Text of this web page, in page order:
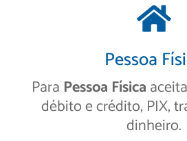
Pessoa
Para Pessoa Física
débito e crédito, PIX,
dinheiro.